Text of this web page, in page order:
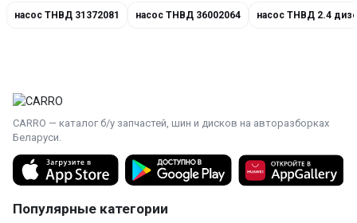
насос ТНВД 31372081 насос ТНВД 36002064 насос ТНВД 2.4
CARRO — каталог б/у запчастей, шин и дисков на авторазборках
Беларуси.
Популярные категории